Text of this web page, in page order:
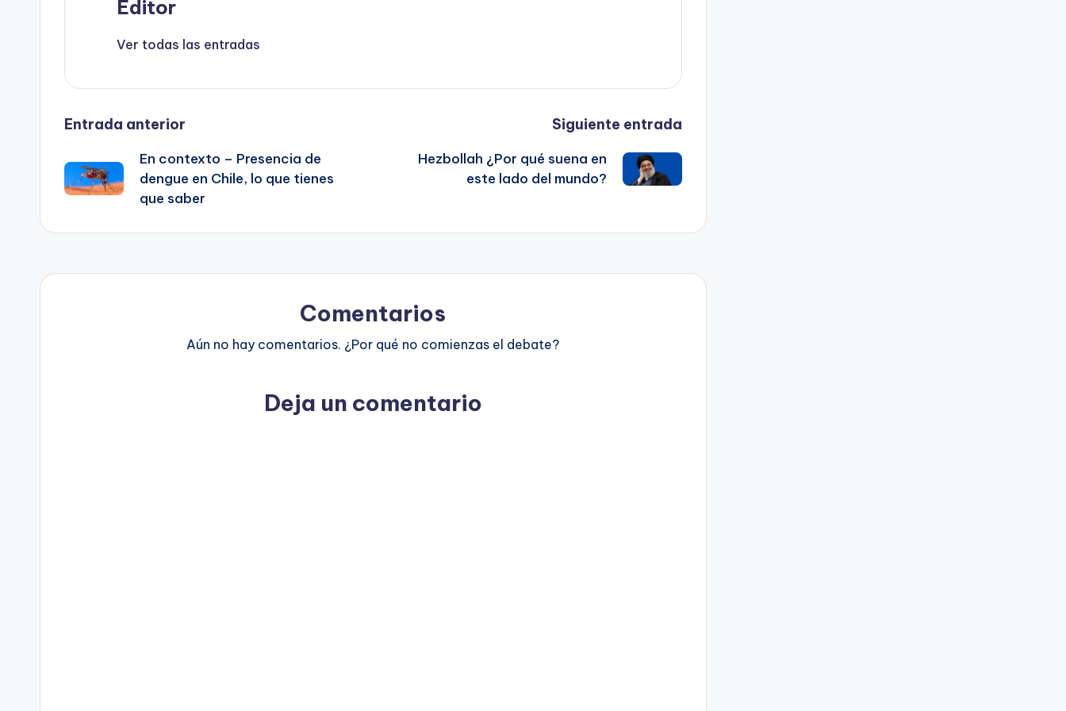
Editor
Ver todas las entradas
Navegación
de
entradas
Entrada anterior
En contexto – Presencia de
dengue en Chile, lo que tienes
que saber
Siguiente entrada
Hezbollah ¿Por qué suena en
este lado del mundo?
Comentarios
Aún no hay comentarios. ¿Por qué no comienzas el debate?
Deja un comentario